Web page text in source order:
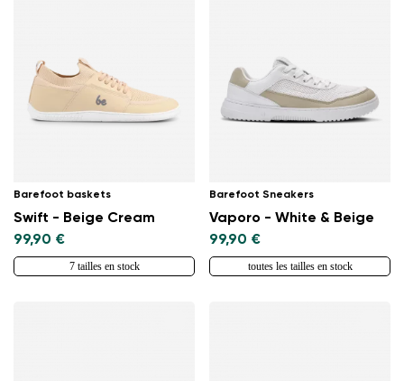
Changer de région
Choisissez la langue
Barefoot baskets
Swift - Beige Cream
99,90 €
7 tailles en stock
Barefoot Sneakers
Vaporo - White & Beige
99,90 €
toutes les tailles en stock